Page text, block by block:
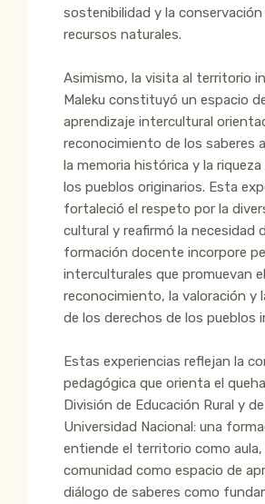
sostenibilidad y la conservación
recursos naturales.
Asimismo, la visita al territorio
Maleku constituyó un espacio
aprendizaje intercultural
reconocimiento de los saberes
la memoria histórica y la
los pueblos originarios. Esta
fortaleció el respeto por la
cultural y reafirmó la necesidad
formación docente incorpore
interculturales que promuevan el
reconocimiento, la valoración y
de los derechos de los pueblos
Estas experiencias reflejan la
pedagógica que orienta el
División de Educación Rural y
Universidad Nacional: una
entiende el territorio como aula,
comunidad como espacio de
diálogo de saberes como